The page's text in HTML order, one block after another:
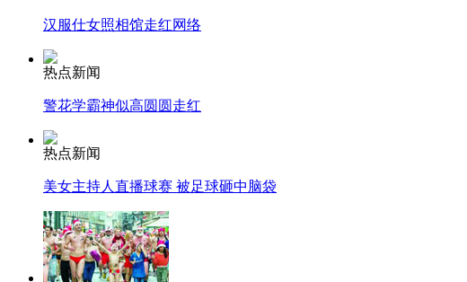
纽约上演“枕头大战”
司机酒驾遇交警 急速倒车逃窜
汉服仕女照相馆走红网络
热点新闻
警花学霸神似高圆圆走红
热点新闻
美女主持人直播球赛 被足球砸中脑袋